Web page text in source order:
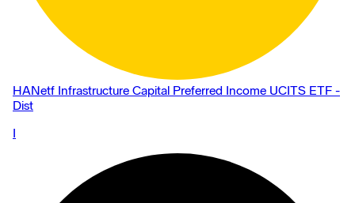
HANetf Infrastructure Capital Preferred Income UCITS ETF -
Dist
I